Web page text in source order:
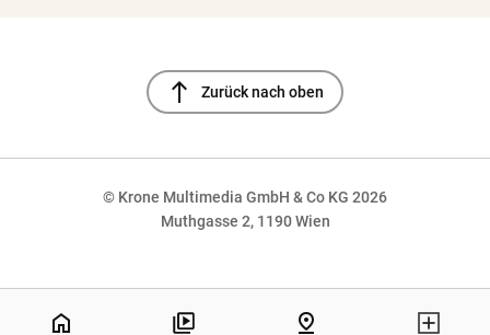
north Zurück nach oben
© Krone Multimedia GmbH & Co KG 2026
Muthgasse 2, 1190 Wien
home pin_drop
NaN%